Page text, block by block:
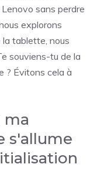
sans perdre
explorons
tablette, nous
souviens-tu de la
? Évitons cela à
ma
s'allume